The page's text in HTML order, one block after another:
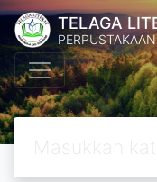
TELAGA